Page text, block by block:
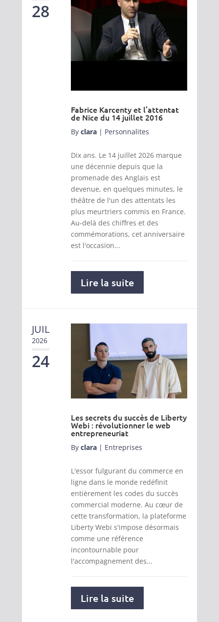
28
Fabrice Karcenty et l’attentat
de Nice du 14 juillet 2016
By clara| Personnalites
Dix ans. Le 14 juillet 2026 marque
une décennie depuis que la
promenade des Anglais est
devenue, en quelques minutes, le
théâtre de l'un des attentats les
plus meurtriers commis en France.
Au-delà des chiffres et des
commémorations, cet anniversaire
est l'occasion...
Lire la suite
JUIL
2026
24
Les secrets du succès de Liberty
Webi : révolutionner le web
entrepreneuriat
By clara| Entreprises
L'essor fulgurant du commerce en
ligne dans le monde redéfinit
entièrement les codes du succès
commercial moderne. Au cœur de
cette transformation, la plateforme
Liberty Webi s'impose désormais
comme une référence
incontournable pour
l'accompagnement des...
Lire la suite